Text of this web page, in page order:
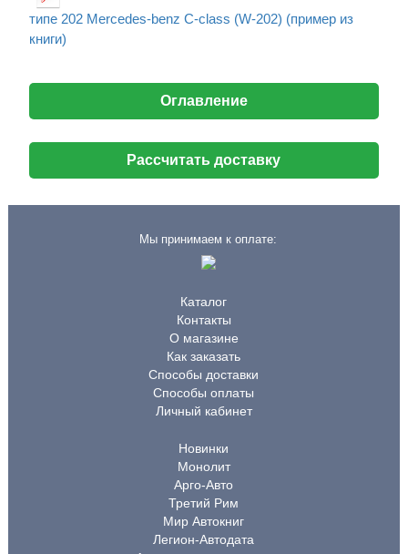
типе 202 Mercedes-benz C-class (W-202) (пример из
книги)
Оглавление
Рассчитать доставку
Мы принимаем к оплате:
Каталог
Контакты
О магазине
Как заказать
Способы доставки
Способы оплаты
Личный кабинет
Новинки
Монолит
Арго-Авто
Третий Рим
Мир Автокниг
Легион-Автодата